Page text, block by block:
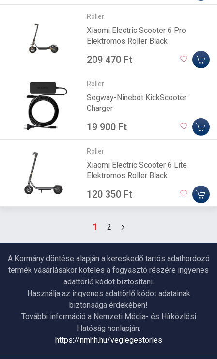
Roller
Xiaomi Electric Scooter 6 Pro
Elektromos Roller Black
209 470 Ft
Roller
Segway-Ninebot KickScooter
Charger
19 900 Ft
Roller
Xiaomi Electric Scooter 6 Lite
Elektromos Roller Black
120 350 Ft
1 2
A Kormány döntése alapján a kereskedő tartós adathordozó
termék vásárlásakor köteles a fogyasztó részére ingyenes
adattörlő kódot biztosítani.
Használja az ingyenes adattörlő kódot adatainak
biztonsága érdekében!
További információ a Nemzeti Média- és Hírközlési
Hatóság honlapján:
https://nmhh.hu/veglegestorles